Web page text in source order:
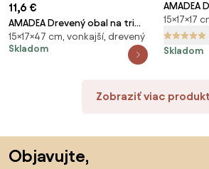
11,6 €
AMADEA Drevený obal na tri
kvetináče s tabuľkou na písanie
kriedou, 47x17x15cm, drevený
15×17×47 cm, vonkajší, drevený
Skladom
AMADEA
kvetináč
15×17×17
Skladom
Zobraziť viac
Objavujte,